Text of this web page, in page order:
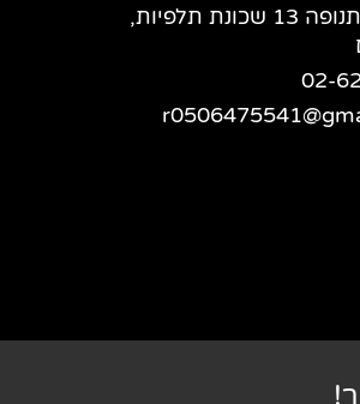
רחוב התנופה 13 שכונת תלפיות,
02-